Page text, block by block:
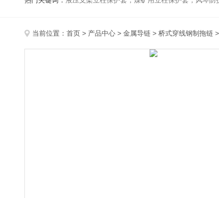
当前位置： 首页 > 产品中心 > 金属导链 > 桥式穿线钢制拖链